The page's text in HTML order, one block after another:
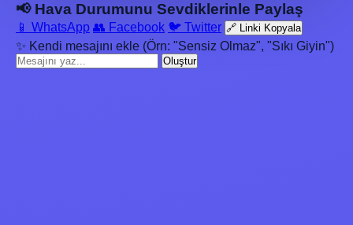
📢 Hava Durumunu Sevdiklerinle Paylaş
📱 WhatsApp 👥 Facebook 🐦 Twitter 🔗 Linki Kopyala
✨ Kendi mesajını ekle (Örn: "Sensiz Olmaz", "Sıkı Giyin")
Oluştur